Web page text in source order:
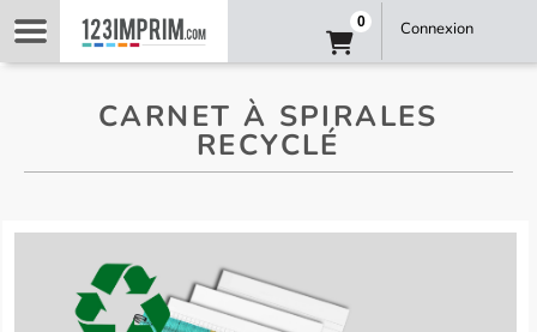
0 Connexion
CARNET À SPIRALES
RECYCLÉ